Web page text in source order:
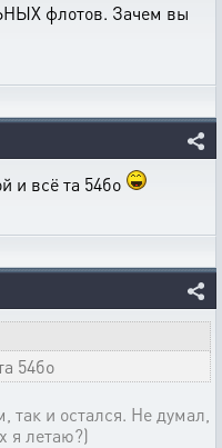
флотов. Зачем вы
и всё та 54бо
54бо
и остался. Не думал,
я летаю?)